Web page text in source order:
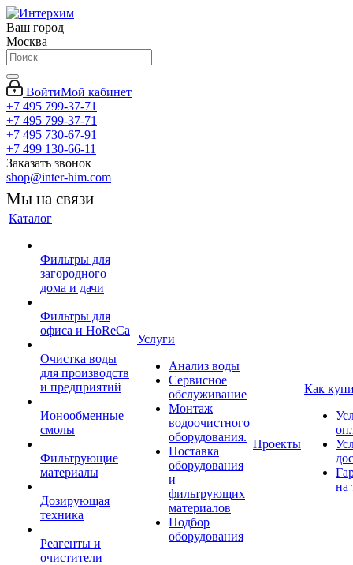
Ваш город
Москва
ВойтиМой кабинет
+7 495 799-37-71
+7 495 799-37-71
+7 495 730-67-91
+7 499 130-66-11
Заказать звонок
shop@inter-him.com
Мы на связи
Каталог
Фильтры для
загородного
дома и дачи
Фильтры для
офиса и HoReCa
Очистка воды
для производств
и предприятий
Ионообменные
смолы
Фильтрующие
материалы
Дозирующая
техника
Реагенты и
очистители
Услуги
Анализ воды
Сервисное
обслуживание
Монтаж
водоочистного
оборудования.
Поставка
оборудования
и
фильтрующих
материалов
Подбор
оборудования
Проекты
Как
на